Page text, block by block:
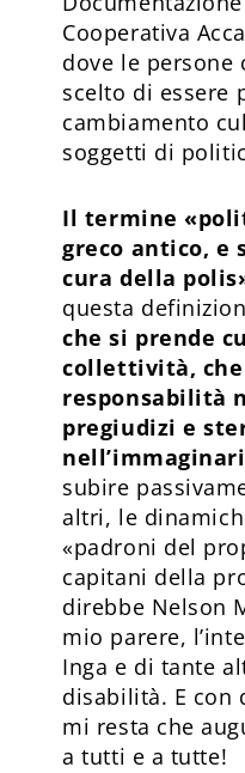
Cooperativa
dove le persone
scelto di essere
cambiamento
soggetti di
Il termine
greco antico, e
cura della
questa
che si prende
collettività, che
responsabilità
pregiudizi e
subire
altri, le
«padroni del
capitani della
direbbe Nelson
mio parere,
Inga e di tante
disabilità. E con
mi resta che
a tutti e a tutte!